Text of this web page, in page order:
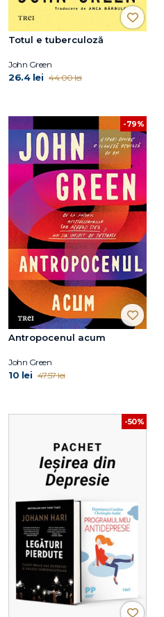
Totul e tuberculoză
John Green
26.4 lei 44.00 lei
-79%
Antropocenul acum
John Green
10 lei 47.57 lei
-50%